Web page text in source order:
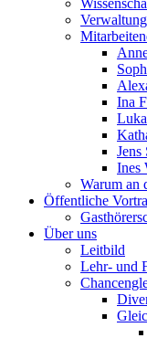
Ina
Jens
Ines
Warum an
Öffentliche
Über uns
Leitbild
Lehr- und